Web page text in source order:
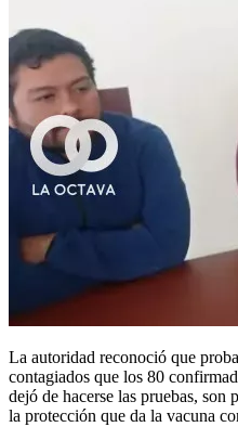
La autoridad reconoció que
contagiados que los 80
dejó de hacerse las pruebas, son
la protección que da la vacuna